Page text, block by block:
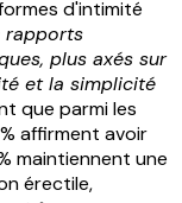
d'intimité
rapports
plus axés sur
et la simplicité
que parmi les
affirment avoir
maintiennent une
érectile,